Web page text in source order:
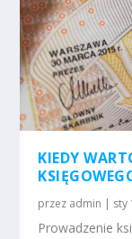
KIEDY
przez admin | sty
Prowadzenie